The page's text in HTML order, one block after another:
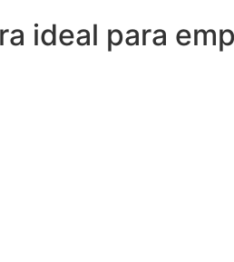
ideal para